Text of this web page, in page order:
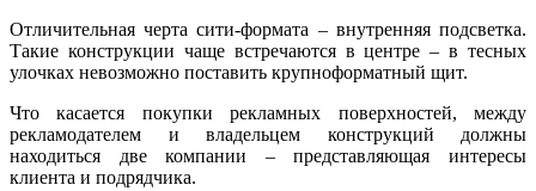
Отличительная черта сити-формата – внутренняя подсветка.
Такие конструкции чаще встречаются в центре – в тесных
улочках невозможно поставить крупноформатный щит.
Что касается покупки рекламных поверхностей, между
рекламодателем и владельцем конструкций должны
находиться две компании – представляющая интересы
клиента и подрядчика.